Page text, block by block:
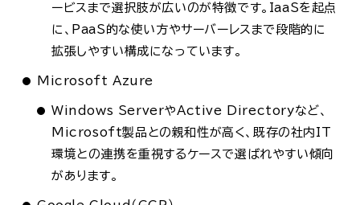
ービスまで選択肢が広いのが特徴です。IaaSを起点
に、PaaS的な使い方やサーバーレスまで段階的に
拡張しやすい構成になっています。
Microsoft Azure
Windows ServerやActive Directoryなど、
Microsoft製品との親和性が高く、既存の社内IT
環境との連携を重視するケースで選ばれやすい傾向
があります。